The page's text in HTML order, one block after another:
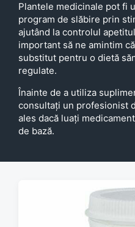
Plantele medicinale pot fi
program de slăbire prin
ajutând la controlul
important să ne amintim
substitut pentru o dietă
regulate.
Înainte de a utiliza
consultați un profesionist
ales dacă luați
de bază.